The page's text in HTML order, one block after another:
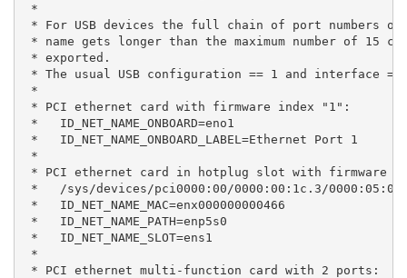
*
* For USB devices the full chain of port numbers of
* name gets longer than the maximum number of 15
* exported.
* The usual USB configuration == 1 and interface ==
*
* PCI ethernet card with firmware index "1":
*   ID_NET_NAME_ONBOARD=eno1
*   ID_NET_NAME_ONBOARD_LABEL=Ethernet Port 1
*
* PCI ethernet card in hotplug slot with firmware
*   /sys/devices/pci0000:00/0000:00:1c.3/
*   ID_NET_NAME_MAC=enx000000000466
*   ID_NET_NAME_PATH=enp5s0
*   ID_NET_NAME_SLOT=ens1
*
* PCI ethernet multi-function card with 2 ports: